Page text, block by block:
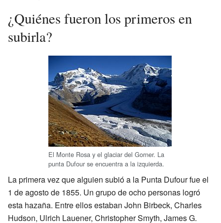
¿Quiénes fueron los primeros en
subirla?
El Monte Rosa y el glaciar del Gorner. La
punta Dufour se encuentra a la izquierda.
La primera vez que alguien subió a la Punta Dufour fue el
1 de agosto de 1855. Un grupo de ocho personas logró
esta hazaña. Entre ellos estaban John Birbeck, Charles
Hudson, Ulrich Lauener, Christopher Smyth, James G.